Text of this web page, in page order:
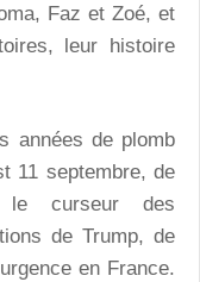
Faz et Zoé, et
leur histoire
années de plomb
11 septembre, de
le curseur des
de Trump, de
en France.